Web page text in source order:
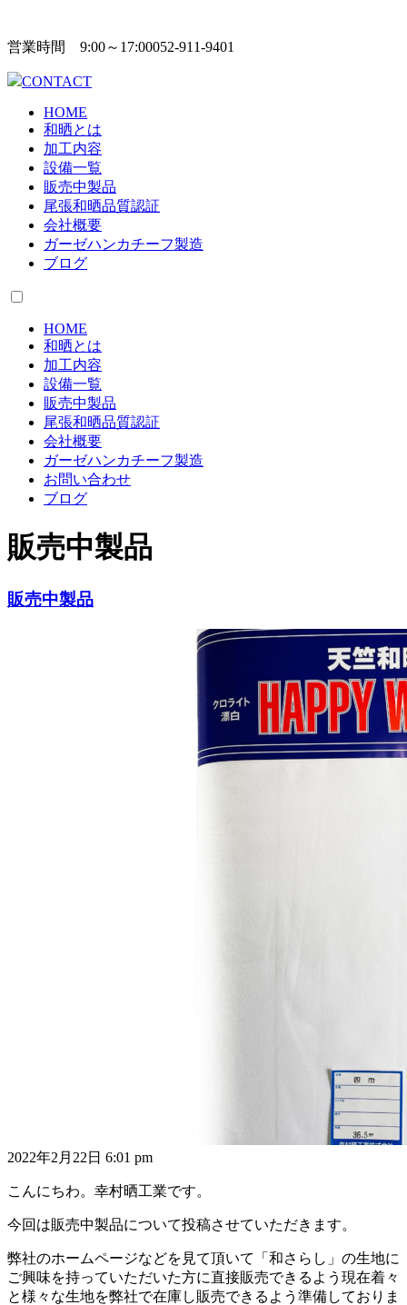
営業時間 9:00～17:00052-911-9401
CONTACT
HOME
和晒とは
加工内容
設備一覧
販売中製品
尾張和晒品質認証
会社概要
ガーゼハンカチーフ製造
ブログ
HOME
和晒とは
加工内容
設備一覧
販売中製品
尾張和晒品質認証
会社概要
ガーゼハンカチーフ製造
お問い合わせ
ブログ
販売中製品
販売中製品
2022年2月22日 6:01 pm
こんにちわ。幸村晒工業です。
今回は販売中製品について投稿させていただきます。
弊社のホームページなどを見て頂いて「和さらし」の生地に
ご興味を持っていただいた方に直接販売できるよう現在着々
と様々な生地を弊社で在庫し販売できるよう準備しておりま